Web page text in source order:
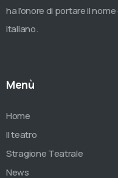
ha l’onore di portare il
italiano.
Menù
Home
Il teatro
Stragione Teatrale
News